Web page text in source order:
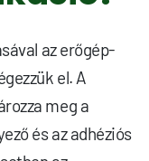
az erőgép-
el. A
meg a
és az adhéziós